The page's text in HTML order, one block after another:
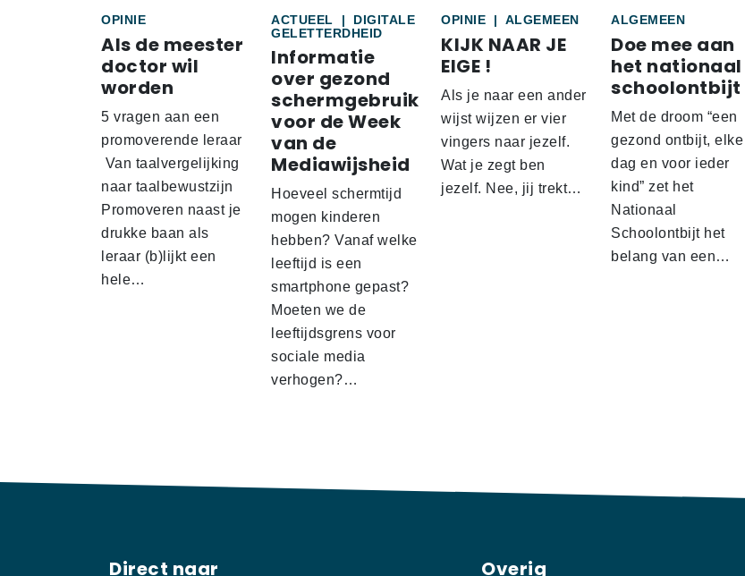
OPINIE
Als de meester
doctor wil
worden
5 vragen aan een
promoverende leraar
Van taalvergelijking
naar taalbewustzijn
Promoveren naast je
drukke baan als
leraar (b)lijkt een
hele…
ACTUEEL |
DIGITALE
GELETTERDHEID
Informatie
over gezond
schermgebruik
voor de Week
van de
Mediawijsheid
Hoeveel schermtijd
mogen kinderen
hebben? Vanaf welke
leeftijd is een
smartphone gepast?
Moeten we de
leeftijdsgrens voor
sociale media
verhogen?…
OPINIE | ALGEMEEN
KIJK NAAR JE
EIGE !
Als je naar een ander
wijst wijzen er vier
vingers naar jezelf.
Wat je zegt ben
jezelf. Nee, jij trekt…
ALGEMEEN
Doe mee aan
het nationaal
schoolontbijt
Met de droom “een
gezond ontbijt, elke
dag en voor ieder
kind” zet het
Nationaal
Schoolontbijt het
belang van een…
Direct naar Overig